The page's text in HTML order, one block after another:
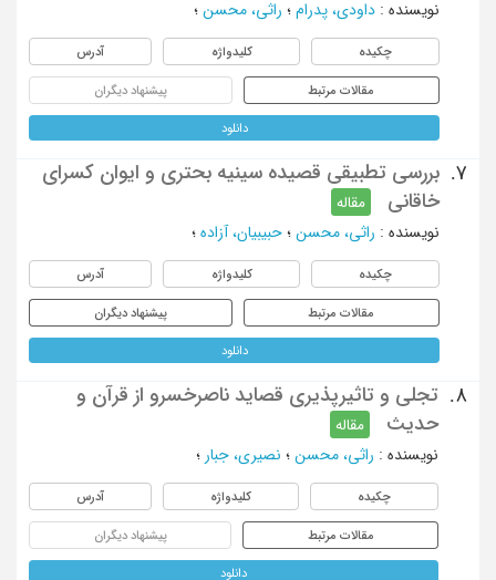
نویسنده : داودي، پدرام ؛ راثي، محسن ؛
چکیده کلیدواژه آدرس
مقالات مرتبط پیشنهاد دیگران
دانلود
7.
بررسی تطبیقی قصیده سینیه بحتری و ایوان کسرای
خاقانی
مقاله
نویسنده : راثی، محسن ؛ حبیبیان، آزاده ؛
چکیده کلیدواژه آدرس
مقالات مرتبط پیشنهاد دیگران
دانلود
8.
تجلی و تاثیرپذیری قصاید ناصرخسرو از قرآن و
حدیث
مقاله
نویسنده : راثی، محسن ؛ نصیری، جبار ؛
چکیده کلیدواژه آدرس
مقالات مرتبط پیشنهاد دیگران
دانلود